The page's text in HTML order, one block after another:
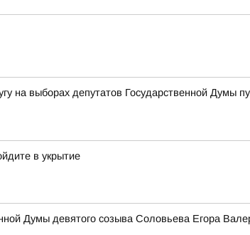
выборах депутатов Государственной Думы
в укрытие
Думы девятого созыва Соловьева Егора